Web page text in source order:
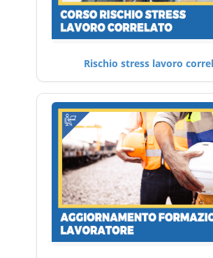
Rischio stress lavoro